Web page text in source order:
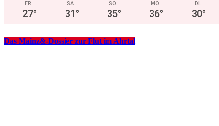
FR.
27°
SA.
31°
SO.
35°
MO.
36°
DI.
30°
Das Mainz&-Dossier zur Flut im Ahrtal